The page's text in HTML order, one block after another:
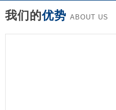
我们的优势 ABOUT US